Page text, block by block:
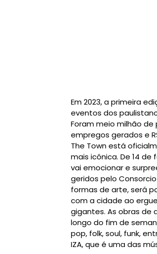
Em 2023, a primeira
eventos dos
Foram meio milhão de
empregos gerados e
The Town está
mais icônica. De 14
vai emocionar e
geridos pelo
formas de arte, será
com a cidade ao
gigantes. As obras de
longo do fim de
pop, folk, soul, funk,
IZA, que é uma das